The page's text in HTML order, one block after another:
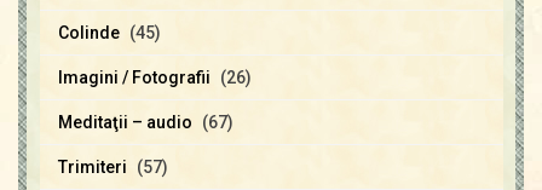
Colinde (45)
Imagini / Fotografii (26)
Meditaţii – audio (67)
Trimiteri (57)